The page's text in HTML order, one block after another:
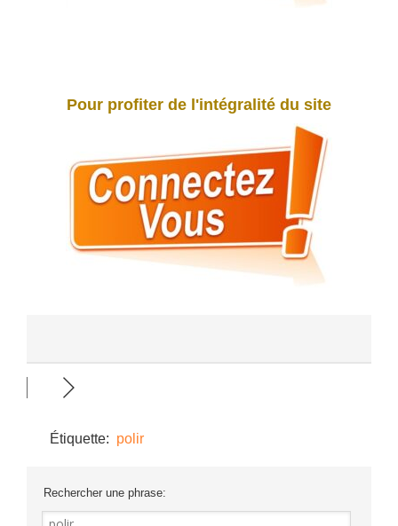
Pour profiter de l'intégralité du site
Étiquette: polir
Rechercher une phrase: